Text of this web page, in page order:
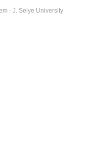
- J. Selye University